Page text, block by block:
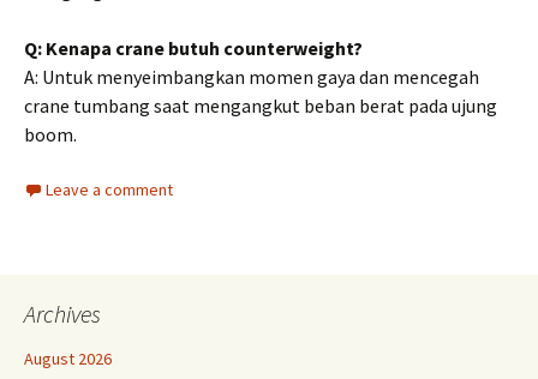
Q: Kenapa crane butuh counterweight?
A: Untuk menyeimbangkan momen gaya dan mencegah
crane tumbang saat mengangkut beban berat pada ujung
boom.
Leave a comment
Archives
August 2026